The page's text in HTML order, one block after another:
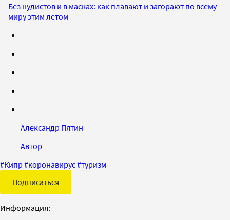
Без нудистов и в масках: как плавают и загорают по всему
миру этим летом
Александр Пятин
Автор
#Кипр #коронавирус#туризм
Подписаться
Информация: